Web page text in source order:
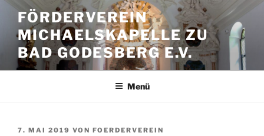
Zum
Inhalt
springen
FÖRDERVEREIN
MICHAELSKAPELLE ZU
BAD GODESBERG E.V.
Menü
VERÖFFENTLICHT
7. MAI 2019 VON FOERDERVEREIN